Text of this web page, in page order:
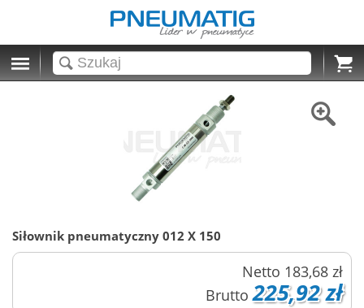
Cart
Siłownik pneumatyczny 012 X 150
Netto 183,68 zł
Brutto 225,92 zł